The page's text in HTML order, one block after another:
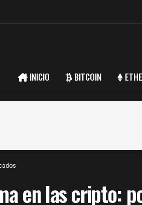
INICIO BITCOIN
en las cripto: